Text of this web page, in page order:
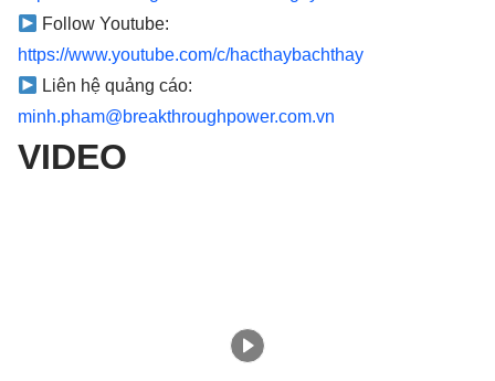
Follow Youtube:
⁠⁠⁠⁠⁠https://www.youtube.com/c/hacthaybachthay⁠⁠⁠⁠⁠
Liên hệ quảng cáo:
⁠⁠⁠⁠⁠minh.pham@breakthroughpower.com.vn
VIDEO